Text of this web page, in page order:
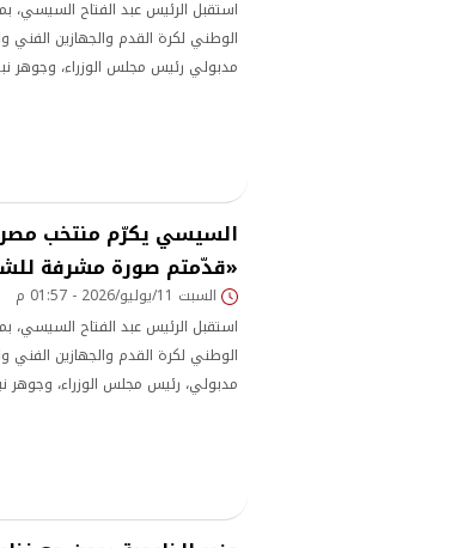
استقبل الرئيس عبد الفتاح السيسي،
الوطني لكرة القدم والجهازين
مدبولي رئيس مجلس الوزراء، وجوهر
السيسي يكرّم منتخب مصر
«قدّمتم صورة مشرفة
السبت 11/يوليو/2026 - 01:57 م
استقبل الرئيس عبد الفتاح السيسي،
الوطني لكرة القدم والجهازين
مدبولي، رئيس مجلس الوزراء، وجوهر